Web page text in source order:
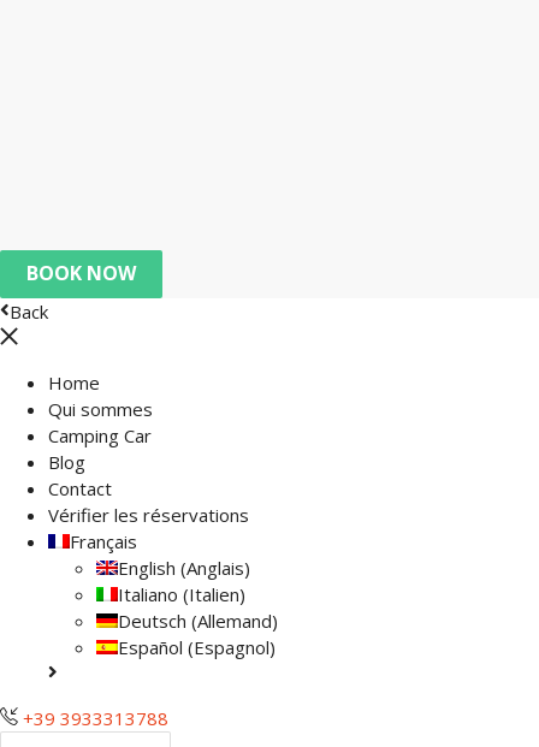
BOOK NOW
Back
Home
Qui sommes
Camping Car
Blog
Contact
Vérifier les réservations
Français
English (Anglais)
Italiano (Italien)
Deutsch (Allemand)
Español (Espagnol)
+39 3933313788